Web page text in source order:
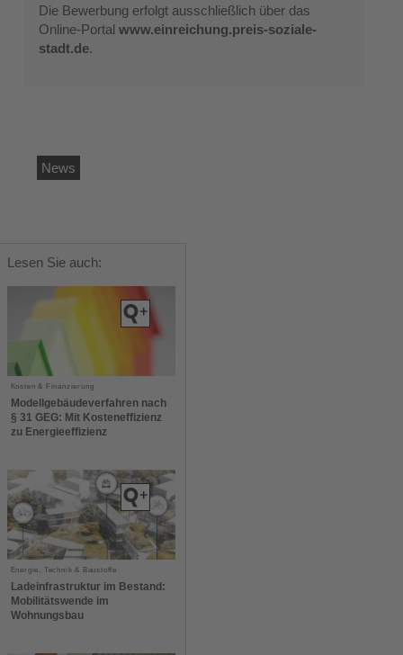
Die Bewerbung erfolgt ausschließlich über das
Online-Portalwww.einreichung.preis-soziale-
stadt.de.
News
Lesen Sie auch:
Kosten & Finanzierung
Modellgebäudeverfahren nach
§ 31 GEG: Mit Kosteneffizienz
zu Energieeffizienz
Energie, Technik & Baustoffe
Ladeinfrastruktur im Bestand:
Mobilitätswende im
Wohnungsbau